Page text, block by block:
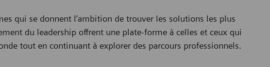
qui se donnent l’ambition de trouver les solutions les plus
du leadership offrent une plate-forme à celles et ceux qui
tout en continuant à explorer des parcours professionnels.